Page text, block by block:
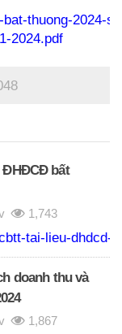
thuong-2024-
2024.pdf
ĐHĐCĐ bất
1,743
tai-lieu-dhdcd-
doanh thu và
1,867